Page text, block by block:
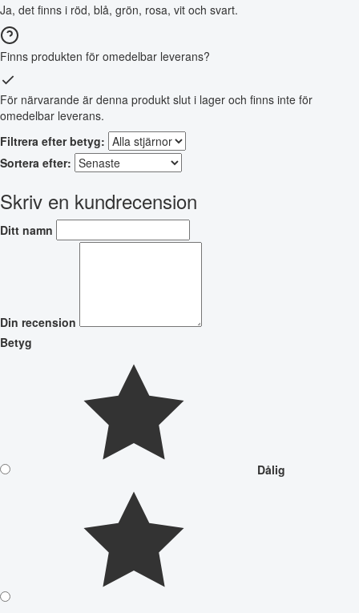
Ja, det finns i röd, blå, grön, rosa, vit och svart.
Finns produkten för omedelbar leverans?
För närvarande är denna produkt slut i lager och finns inte för
omedelbar leverans.
Filtrera efter betyg:
Sortera efter:
Skriv en kundrecension
Ditt namn
Din recension
Betyg
Dålig